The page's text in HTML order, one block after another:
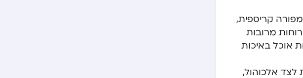
קריספית,
מרובות
אוכל באיכות
לצד אלכוהול,